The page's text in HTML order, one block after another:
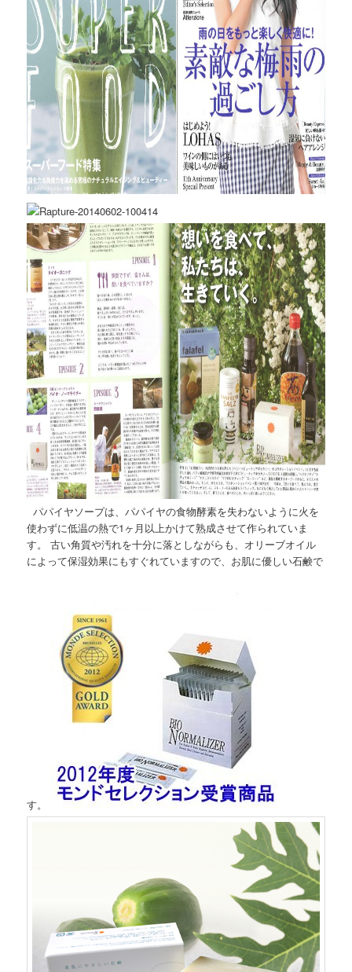
パパイヤソープは、パパイヤの食物酵素を失わないように火を
使わずに低温の熱で1ヶ月以上かけて熟成させて作られていま
す。 古い角質や汚れを十分に落としながらも、オリーブオイル
によって保湿効果にもすぐれていますので、お肌に優しい石鹸で
す。